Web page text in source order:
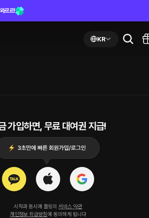
르르!
KR
가입하면, 무료 대여권 지급!
시작과 동시에 플링의 서비스 약관
개인정보 취급방침에 동의하게 됩니다